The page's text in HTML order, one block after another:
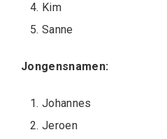
Kim
Sanne
Jongensnamen:
Johannes
Jeroen